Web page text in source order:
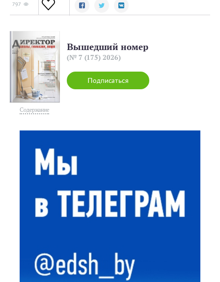
797
Содержание
Подписаться
Вышедший номер
(№ 7 (175) 2026)